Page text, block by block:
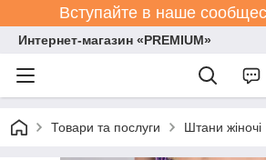
Вступайте в наше
Интернет-магазин «PREMIUM»
Товари та послуги Штани жіночі